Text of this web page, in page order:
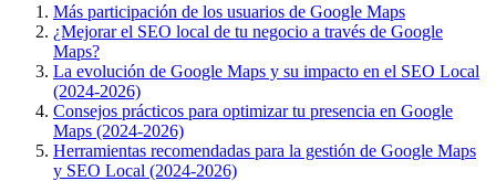
Más participación de los usuarios de Google Maps
¿Mejorar el SEO local de tu negocio a través de Google
Maps?
La evolución de Google Maps y su impacto en el SEO Local
(2024-2026)
Consejos prácticos para optimizar tu presencia en Google
Maps (2024-2026)
Herramientas recomendadas para la gestión de Google Maps
y SEO Local (2024-2026)